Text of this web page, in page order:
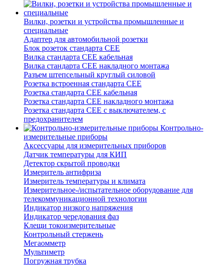
Вилки, розетки и устройства промышленные и
специальные
Адаптер для автомобильной розетки
Блок розеток стандарта CEE
Вилка стандарта CEE кабельная
Вилка стандарта CEE накладного монтажа
Разъем штепсельный круглый силовой
Розетка встроенная стандарта CEE
Розетка стандарта СЕЕ кабельная
Розетка стандарта СЕЕ накладного монтажа
Розетка стандарта СЕЕ с выключателем, с
предохранителем
Контрольно-
измерительные приборы
Аксессуары для измерительных приборов
Датчик температуры для КИП
Детектор скрытой проводки
Измеритель антифриза
Измеритель температуры и климата
Измерительное-/испытательное оборудование для
телекоммуникационной технологии
Индикатор низкого напряжения
Индикатор чередования фаз
Клещи токоизмерительные
Контрольный стержень
Мегаомметр
Мультиметр
Погружная трубка